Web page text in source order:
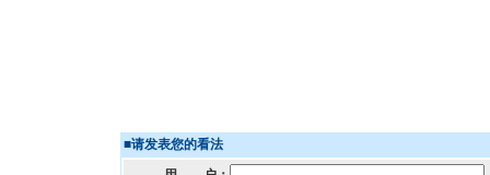
■请发表您的看法